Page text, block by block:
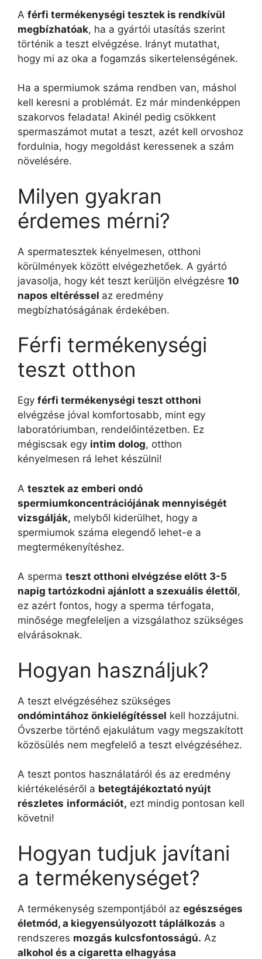
A férfi termékenységi tesztek is rendkívül
megbízhatóak, ha a gyártói utasítás szerint
történik a teszt elvégzése. Irányt mutathat,
hogy mi az oka a fogamzás sikertelenségének.
Ha a spermiumok száma rendben van, máshol
kell keresni a problémát. Ez már mindenképpen
szakorvos feladata! Akinél pedig csökkent
spermaszámot mutat a teszt, azét kell orvoshoz
fordulnia, hogy megoldást keressenek a szám
növelésére.
Milyen gyakran
érdemes mérni?
A spermatesztek kényelmesen, otthoni
körülmények között elvégezhetőek. A gyártó
javasolja, hogy két teszt kerüljön elvégzésre 10
napos eltéréssel az eredmény
megbízhatóságának érdekében.
Férfi termékenységi
teszt otthon
Egy férfi termékenységi teszt otthoni
elvégzése jóval komfortosabb, mint egy
laboratóriumban, rendelőintézetben. Ez
mégiscsak egy intim dolog, otthon
kényelmesen rá lehet készülni!
A tesztek az emberi ondó
spermiumkoncentrációjának mennyiségét
vizsgálják, melyből kiderülhet, hogy a
spermiumok száma elegendő lehet-e a
megtermékenyítéshez.
A sperma teszt otthoni elvégzése előtt 3-5
napig tartózkodni ajánlott a szexuális élettől,
ez azért fontos, hogy a sperma térfogata,
minősége megfeleljen a vizsgálathoz szükséges
elvárásoknak.
Hogyan használjuk?
A teszt elvégzéséhez szükséges
ondómintához önkielégítéssel kell hozzájutni.
Óvszerbe történő ejakulátum vagy megszakított
közösülés nem megfelelő a teszt elvégzéséhez.
A teszt pontos használatáról és az eredmény
kiértékeléséről a betegtájékoztató nyújt
részletes információt, ezt mindig pontosan kell
követni!
Hogyan tudjuk javítani
a termékenységet?
A termékenység szempontjából az egészséges
életmód, a kiegyensúlyozott táplálkozás a
rendszeres mozgás kulcsfontosságú. Az
alkohol és a cigaretta elhagyása